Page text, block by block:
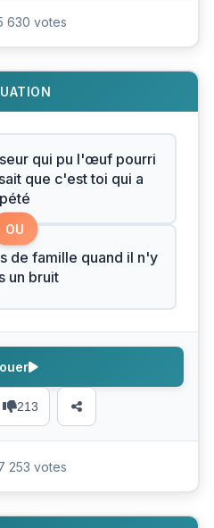
630 votes
qui pu l'œuf pourri
que c'est toi qui a
pété
OU
de famille quand il n'y
un bruit
213
253 votes